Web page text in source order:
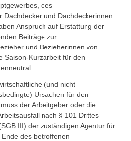
des
Dachdecker und Dachdeckerinnen
Anspruch auf Erstattung der
Beiträge zur
und Bezieherinnen von
Saison-Kurzarbeit für den
(und nicht
Ursachen für den
der Arbeitgeber oder die
nach § 101 Drittes
III) der zuständigen Agentur für
des betroffenen